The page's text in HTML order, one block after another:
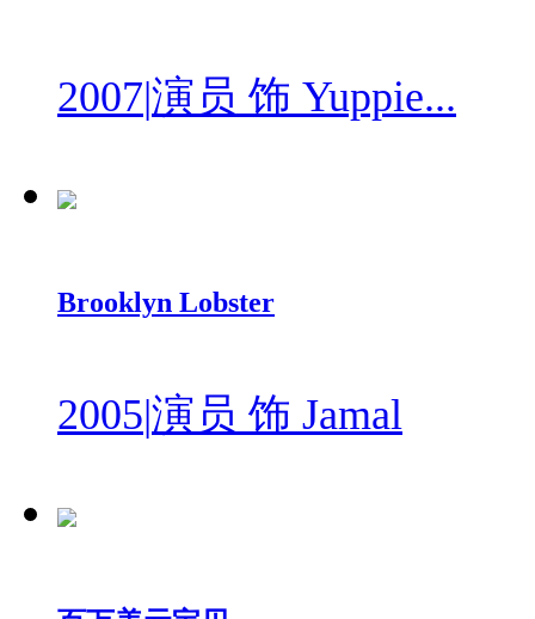
2007|演员 饰 Yuppie...
Brooklyn Lobster
2005|演员 饰 Jamal